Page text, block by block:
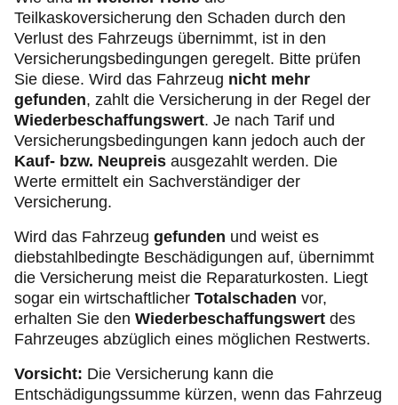
Teilkaskoversicherung den Schaden durch den
Verlust des Fahrzeugs übernimmt, ist in den
Versicherungsbedingungen geregelt. Bitte prüfen
Sie diese. Wird das Fahrzeug nicht mehr
gefunden, zahlt die Versicherung in der Regel der
Wiederbeschaffungswert. Je nach Tarif und
Versicherungsbedingungen kann jedoch auch der
Kauf- bzw. Neupreis ausgezahlt werden. Die
Werte ermittelt ein Sachverständiger der
Versicherung.
Wird das Fahrzeug gefunden und weist es
diebstahlbedingte Beschädigungen auf, übernimmt
die Versicherung meist die Reparaturkosten. Liegt
sogar ein wirtschaftlicher Totalschaden vor,
erhalten Sie den Wiederbeschaffungswert des
Fahrzeuges abzüglich eines möglichen Restwerts.
Vorsicht: Die Versicherung kann die
Entschädigungssumme kürzen, wenn das Fahrzeug